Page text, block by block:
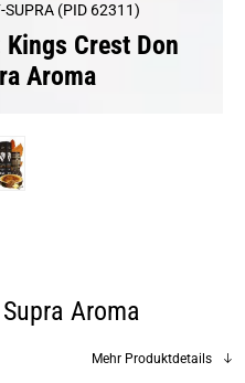
SUPRA (PID 62311)
Crest Don
Aroma
Aroma
Mehr Produktdetails